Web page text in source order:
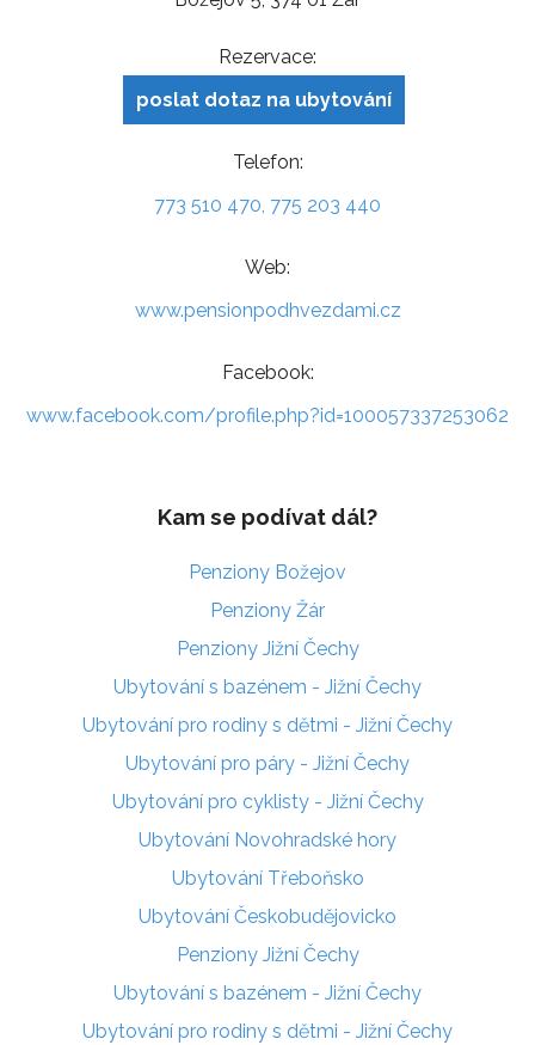
Rezervace:
poslat dotaz na ubytování
Telefon:
773 510 470, 775 203 440
Web:
www.pensionpodhvezdami.cz
Facebook:
www.facebook.com/profile.php?id=100057337253062
Kam se podívat dál?
Penziony Božejov
Penziony Žár
Penziony Jižní Čechy
Ubytování s bazénem - Jižní Čechy
Ubytování pro rodiny s dětmi - Jižní Čechy
Ubytování pro páry - Jižní Čechy
Ubytování pro cyklisty - Jižní Čechy
Ubytování Novohradské hory
Ubytování Třeboňsko
Ubytování Českobudějovicko
Penziony Jižní Čechy
Ubytování s bazénem - Jižní Čechy
Ubytování pro rodiny s dětmi - Jižní Čechy